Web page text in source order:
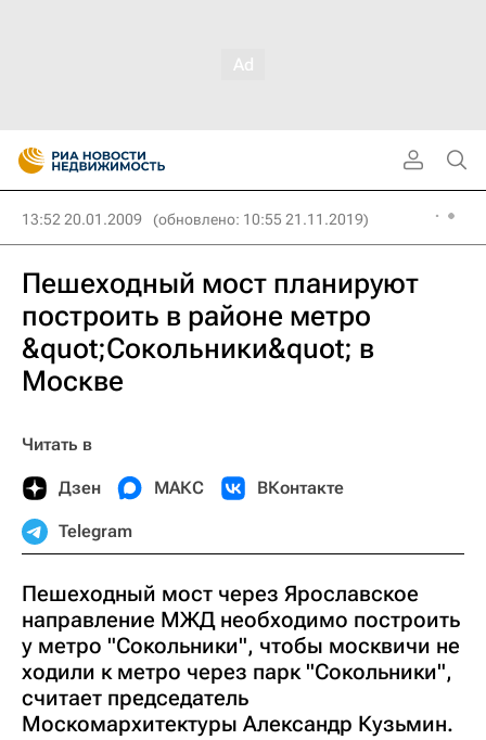
13:52 20.01.2009 (обновлено: 10:55 21.11.2019)
Пешеходный мост планируют
построить в районе метро
&quot;Сокольники&quot; в
Москве
Читать в
Дзен МАКС ВКонтакте
Telegram
Пешеходный мост через Ярославское
направление МЖД необходимо построить
у метро "Сокольники", чтобы москвичи не
ходили к метро через парк "Сокольники",
считает председатель
Москомархитектуры Александр Кузьмин.